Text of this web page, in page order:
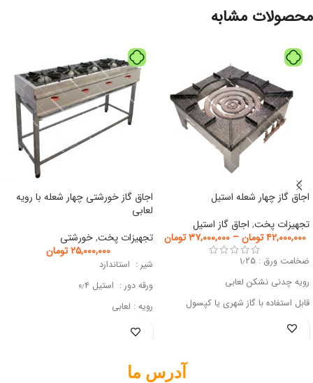
محصولات مشابه
اجاق گاز چهار شعله استیل
تجهیزات پخت, اجاق گاز استیل
۴۲,۰۰۰,۰۰۰ تومان – ۳۷,۰۰۰,۰۰۰ تومان
ضخامت ورق : ۱٫۲۵
رویه چدنی نشکن لعابی
قابل استفاده با گاز شهری یا کپسول
اجاق گاز خورشتی چهار شعله با رویه
لعابی
تجهیزات پخت,خورشتی
۲۵,۰۰۰,۰۰۰تومان
شیر : استاندارد
ورقه دور : استیل ۰٫۴
رویه : لعابی
پایه : قوطی ۴۰×۴۰
آدرس ما